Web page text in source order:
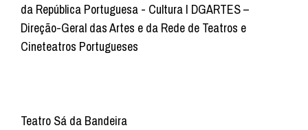
da República Portuguesa - Cultura I DGARTES –
Direção-Geral das Artes e da Rede de Teatros e
Cineteatros Portugueses
Teatro Sá da Bandeira